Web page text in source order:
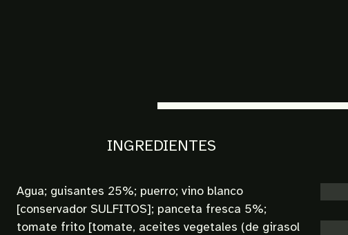
INGREDIENTES
Agua; guisantes 25%; puerro; vino blanco
[conservador SULFITOS]; panceta fresca 5%;
tomate frito [tomate, aceites vegetales (de girasol